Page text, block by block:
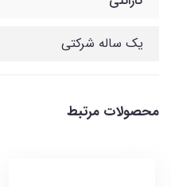
یک ساله شرکتی
محصولات مرتبط